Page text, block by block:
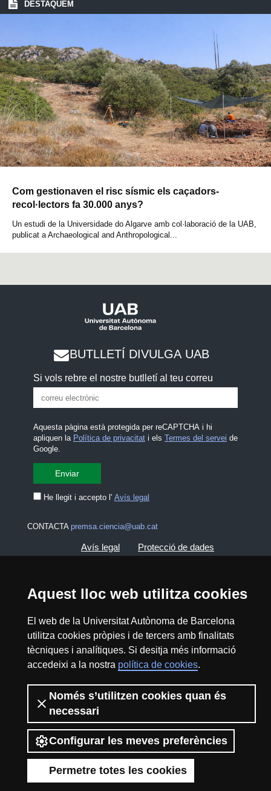
Aquest lloc web utilitza cookies
El web de la Universitat Autònoma de Barcelona
utilitza cookies pròpies i de tercers amb finalitats
tècniques i analítiques. Si desitja més informació
accedeixi a la nostra política de cookies.
Només s’utilitzen cookies quan és
necessari
Configurar les meves preferències
Permetre totes les cookies
DESTAQUEM
Com gestionaven el risc sísmic els caçadors-
recol·lectors fa 30.000 anys?
Un estudi de la Universidade do Algarve amb col·laboració de la UAB,
publicat a Archaeological and Anthropological...
BUTLLETÍ DIVULGA UAB
Si vols rebre el nostre butlletí al teu correu
Aquesta pàgina està protegida per reCAPTCHA i hi
apliquen la Política de privacitati els Termes del servei de
Google.
He llegit i accepto l' Avís legal
CONTACTA premsa.ciencia@uab.cat
Avís legal Protecció de dades
2026 Divulga UAB - Creative Commons
Reconeixement - No Comercial (CC BY NC) -
ISSN: 2014-6388
View low-bandwidth version